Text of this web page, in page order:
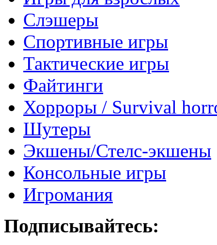
Слэшеры
Спортивные игры
Тактические игры
Файтинги
Хорроры / Survival
Шутеры
Экшены/Стелс-экшены
Консольные игры
Игромания
Подписывайтесь: